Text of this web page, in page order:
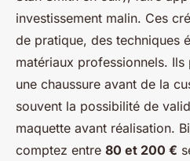
investissement malin. Ces
de pratique, des techniques
matériaux professionnels.
une chaussure avant de la
souvent la possibilité de
maquette avant réalisation.
comptez entre 80 et 200 €